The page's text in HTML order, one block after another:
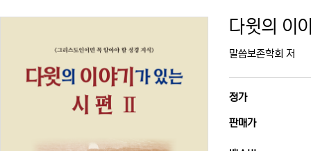
다윗의 이
말씀보존학회 저
정가
판매가